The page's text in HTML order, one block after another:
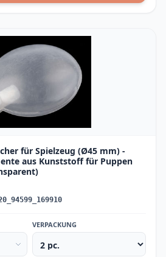
für Spielzeug (Ø45 mm) -
aus Kunststoff für Puppen
VERPACKUNG